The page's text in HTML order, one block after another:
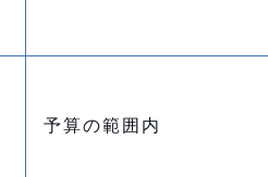
予算の範囲内